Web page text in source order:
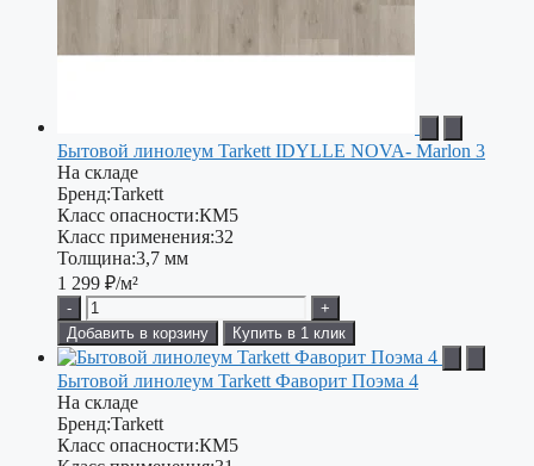
Бытовой линолеум Tarkett IDYLLE NOVA- Marlon 3
На складе
Бренд:Tarkett
Класс опасности:КМ5
Класс применения:32
Толщина:3,7 мм
1 299 ₽/м²
-
+
Добавить в корзину
Купить в 1 клик
Бытовой линолеум Tarkett Фаворит Поэма 4
На складе
Бренд:Tarkett
Класс опасности:КМ5